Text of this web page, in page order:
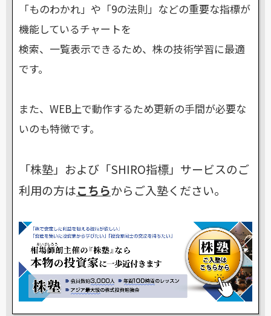
「ものわかれ」や「9の法則」などの重要な指標が
機能しているチャートを
検索、一覧表示できるため、株の技術学習に最適
です。
また、WEB上で動作するため更新の手間が必要な
いのも特徴です。
「株塾」および「SHIRO指標」サービスのご
利用の方はこちらからご入塾ください。